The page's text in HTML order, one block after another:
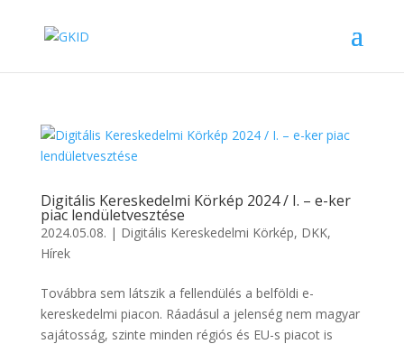
Digitális Kereskedelmi Körkép 2024 / I. – e-ker
piac lendületvesztése
2024.05.08. | Digitális Kereskedelmi Körkép, DKK,
Hírek
Továbbra sem látszik a fellendülés a belföldi e-
kereskedelmi piacon. Ráadásul a jelenség nem magyar
sajátosság, szinte minden régiós és EU-s piacot is